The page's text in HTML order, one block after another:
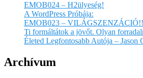
EMOB024 – H2ülyeség!
A WordPress Próbája:
EMOB023 – VILÁGSZENZÁCIÓ!!
Ti formáltátok a jövőt. Olyan
Életed Legfontosabb Autója –
Archívum